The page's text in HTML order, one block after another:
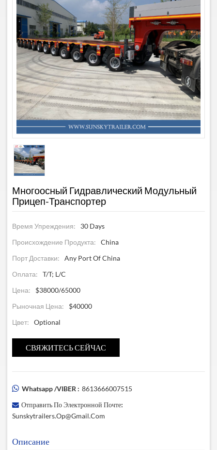
Многоосный Гидравлический Модульный
Прицеп-Транспортер
Время Упреждения:
30 Days
Происхождение Продукта:
China
Порт Доставки:
Any Port Of China
Оплата:
T/T; L/C
Цена:
$38000/65000
Рыночная Цена:
$40000
Цвет:
Optional
СВЯЖИТЕСЬ СЕЙЧАС
Whatsapp /VIBER : 8613666007515
Отправить По Электронной Почте:
Sunskytrailers.op@gmail.com
Описание